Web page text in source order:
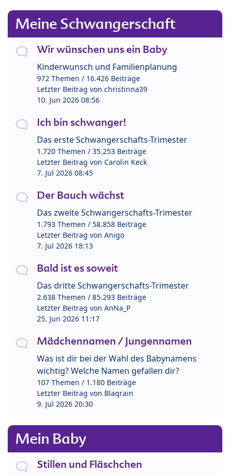
Meine Schwangerschaft
Wir wünschen uns ein Baby
Kinderwunsch und Familienplanung
972 Themen / 16.426 Beiträge
Letzter Beitrag von christinna39
10. Jun 2026 08:56
Ich bin schwanger!
Das erste Schwangerschafts-Trimester
1.720 Themen / 35.253 Beiträge
Letzter Beitrag von Carolin Keck
7. Jul 2026 08:45
Der Bauch wächst
Das zweite Schwangerschafts-Trimester
1.793 Themen / 58.858 Beiträge
Letzter Beitrag von Anigo
7. Jul 2026 18:13
Bald ist es soweit
Das dritte Schwangerschafts-Trimester
2.638 Themen / 85.293 Beiträge
Letzter Beitrag von AnNa_P
25. Jun 2026 11:17
Mädchennamen / Jungennamen
Was ist dir bei der Wahl des Babynamens
wichtig? Welche Namen gefallen dir?
107 Themen / 1.180 Beiträge
Letzter Beitrag von Blaqrain
9. Jul 2026 20:30
Mein Baby
Stillen und Fläschchen